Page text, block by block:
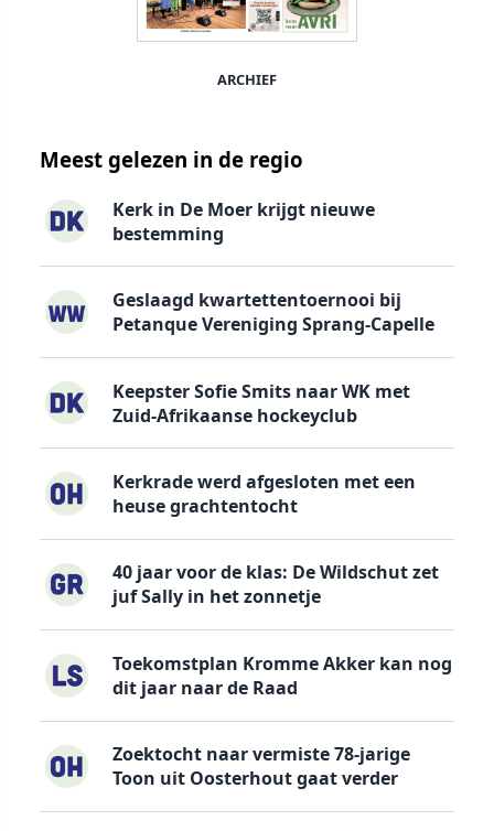
ARCHIEF
Meest gelezen in de regio
Kerk in De Moer krijgt nieuwe
bestemming
Geslaagd kwartettentoernooi bij
Petanque Vereniging Sprang-Capelle
Keepster Sofie Smits naar WK met
Zuid-Afrikaanse hockeyclub
Kerkrade werd afgesloten met een
heuse grachtentocht
40 jaar voor de klas: De Wildschut zet
juf Sally in het zonnetje
Toekomstplan Kromme Akker kan nog
dit jaar naar de Raad
Zoektocht naar vermiste 78-jarige
Toon uit Oosterhout gaat verder